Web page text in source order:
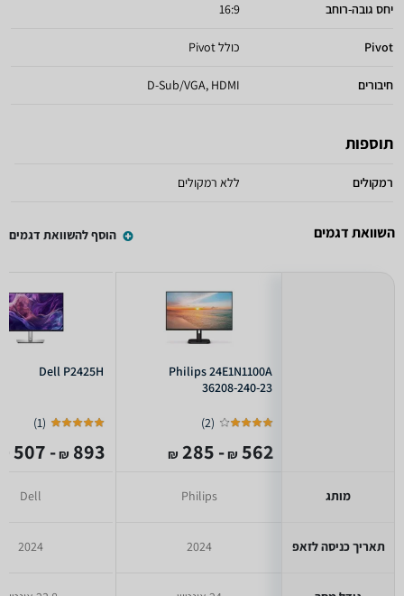
יחס גובה-רוחב 16:9
Pivot כולל Pivot
חיבורים D-Sub/VGA, HDMI
תוספות
רמקולים ללא רמקולים
השוואת דגמים הוסף להשוואת דגמים
מותג
תאריך כניסה לזאפ
Philips 24E1N1100A
36208-240-23
(
2
)
562
₪
- 285
₪
Philips
2024
Dell P2425H
(
1
)
893
₪
- 507
Dell
2024